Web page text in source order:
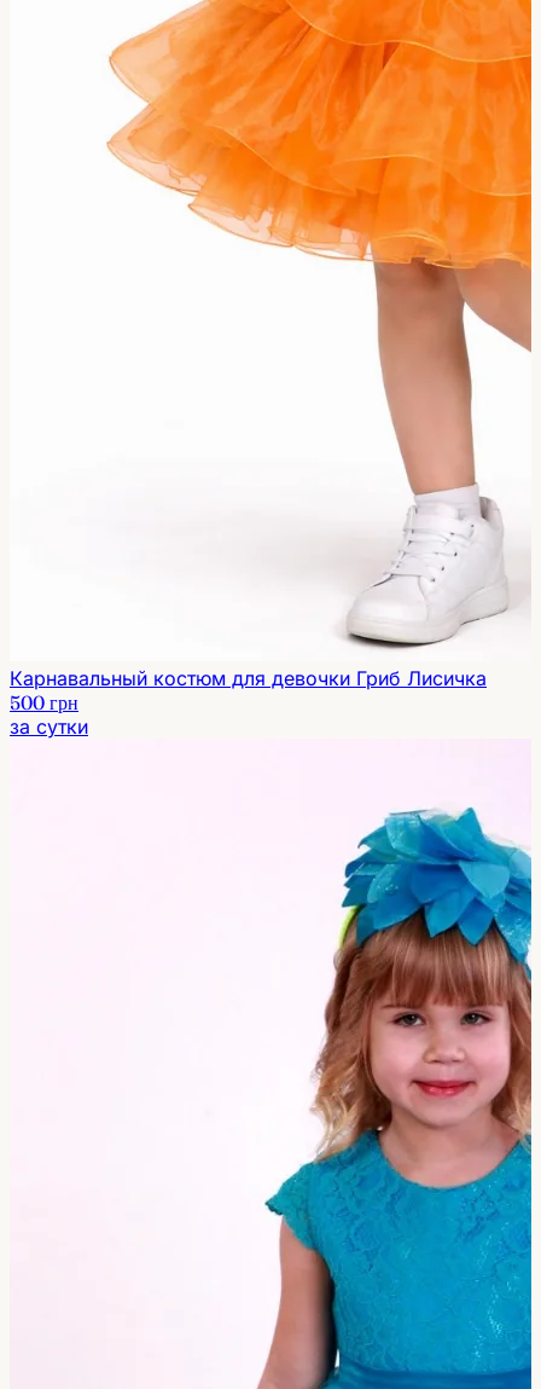
Карнавальный костюм для девочки Гриб Лисичка
500 грн
за сутки